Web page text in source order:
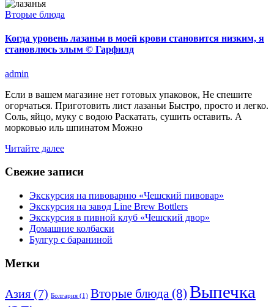
Вторые блюда
Когда уровень лазаньи в моей крови становится низким, я
становлюсь злым © Гарфилд
admin
Если в вашем магазине нет готовых упаковок, Не спешите
огорчаться. Приготовить лист лазаньи Быстро, просто и легко.
Соль, яйцо, муку с водою Раскатать, сушить оставить. А
морковью иль шпинатом Можно
Читайте далее
Свежие записи
Экскурсия на пивоварню «Чешский пивовар»
Экскурсия на завод Line Brew Bottlers
Экскурсия в пивной клуб «Чешский двор»
Домашние колбаски
Булгур с бараниной
Метки
Азия (7) Болгария (1) Вторые блюда (8) Выпечка